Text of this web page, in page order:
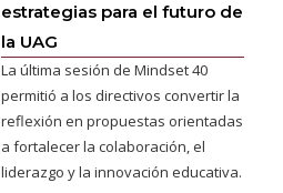
estrategias para el futuro de
la UAG
La última sesión de Mindset 40
permitió a los directivos convertir la
reflexión en propuestas orientadas
a fortalecer la colaboración, el
liderazgo y la innovación educativa.